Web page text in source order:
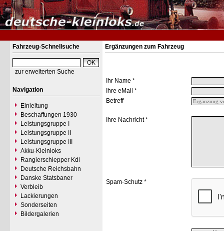
Fahrzeug-Schnellsuche
zur erweiterten Suche
Navigation
Einleitung
Beschaffungen 1930
Leistungsgruppe I
Leistungsgruppe II
Leistungsgruppe III
Akku-Kleinloks
Rangierschlepper Kdl
Deutsche Reichsbahn
Danske Statsbaner
Verbleib
Lackierungen
Sonderseiten
Bildergalerien
Ergänzungen zum Fahrzeug
Ihr Name *
Ihre eMail *
Betreff
Ihre Nachricht *
Spam-Schutz *